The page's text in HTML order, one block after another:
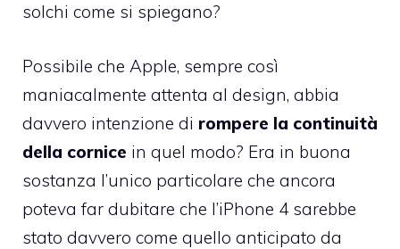
solchi come si spiegano?
Possibile che Apple, sempre così
maniacalmente attenta al design, abbia
davvero intenzione di rompere la continuità
della cornice in quel modo? Era in buona
sostanza l’unico particolare che ancora
poteva far dubitare che l’iPhone 4 sarebbe
stato davvero come quello anticipato da